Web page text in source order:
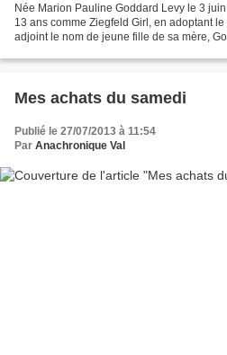
Née Marion Pauline Goddard Levy le 3
13 ans comme Ziegfeld Girl, en adoptant
adjoint le nom de jeune fille de sa mère,
Mes achats du samedi
Publié le 27/07/2013 à 11:54
Par Anachronique Val